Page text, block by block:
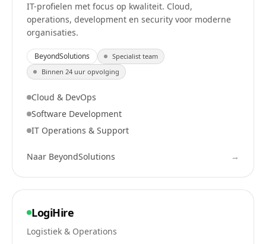
IT-profielen met focus op kwaliteit. Cloud,
operations, development en security voor moderne
organisaties.
BeyondSolutions
Specialist team
Binnen 24 uur opvolging
Cloud & DevOps
Software Development
IT Operations & Support
Naar BeyondSolutions →
LogiHire
Logistiek & Operations